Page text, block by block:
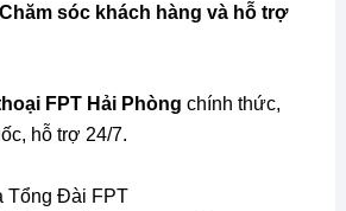
Chăm sóc khách hàng và hỗ trợ
FPT Hải Phòng chính thức,
hỗ trợ 24/7.
Tổng Đài FPT